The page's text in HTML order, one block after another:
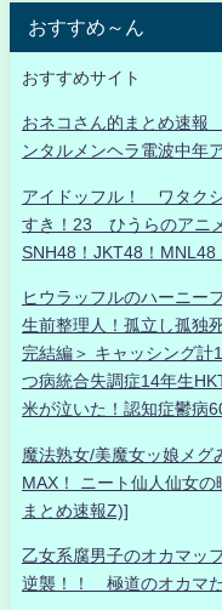
おすすめ～ん
おすすめサイト
おネコさん的まとめ速報
ンタルメンヘラ電波中年
アイドッフル！ ワタク
すき！23 ひうらのアニ
SNH48！JKT48！
ヒウラッフルのハーニー
生前整理人！孤立し孤独
完結編＞ キャッシング計
つ病統合失調症14年生
米が泣いた！認知症鬱病
魔法熟女/美魔女ッ娘メグ
MAX！ ニート仙人仙女
まとめ速報Z)]
乙女系腐男子のオカマッ
逆襲！！ 極道のオカマ